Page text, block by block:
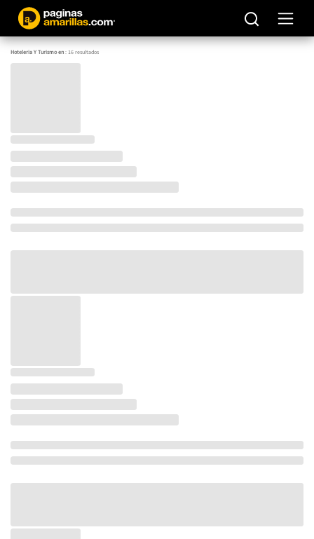
Hoteleria Y Turismo en:16resultados